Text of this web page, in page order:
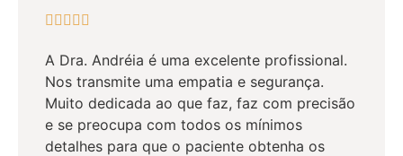
    
A Dra. Andréia é uma excelente profissional.
Nos transmite uma empatia e segurança.
Muito dedicada ao que faz, faz com precisão
e se preocupa com todos os mínimos
detalhes para que o paciente obtenha os